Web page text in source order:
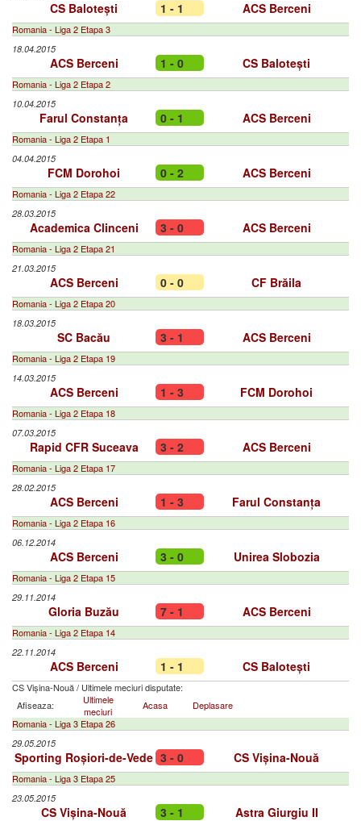
CS Balotești 1 - 1 ACS Berceni
Romania - Liga 2 Etapa 3
18.04.2015
ACS Berceni 1 - 0 CS Balotești
Romania - Liga 2 Etapa 2
10.04.2015
Farul Constanța 0 - 1 ACS Berceni
Romania - Liga 2 Etapa 1
04.04.2015
FCM Dorohoi 0 - 2 ACS Berceni
Romania - Liga 2 Etapa 22
28.03.2015
Academica Clinceni 3 - 0 ACS Berceni
Romania - Liga 2 Etapa 21
21.03.2015
ACS Berceni 0 - 0 CF Brăila
Romania - Liga 2 Etapa 20
18.03.2015
SC Bacău 3 - 1 ACS Berceni
Romania - Liga 2 Etapa 19
14.03.2015
ACS Berceni 1 - 3 FCM Dorohoi
Romania - Liga 2 Etapa 18
07.03.2015
Rapid CFR Suceava 3 - 2 ACS Berceni
Romania - Liga 2 Etapa 17
28.02.2015
ACS Berceni 1 - 3 Farul Constanța
Romania - Liga 2 Etapa 16
06.12.2014
ACS Berceni 3 - 0 Unirea Slobozia
Romania - Liga 2 Etapa 15
29.11.2014
Gloria Buzău 7 - 1 ACS Berceni
Romania - Liga 2 Etapa 14
22.11.2014
ACS Berceni 1 - 1 CS Balotești
CS Vișina-Nouă/ Ultimele meciuri disputate:
Afiseaza:
Ultimele
meciuri
Acasa
Deplasare
Romania - Liga 3 Etapa 26
29.05.2015
Sporting Roșiori-de-Vede 3 - 0 CS Vișina-Nouă
Romania - Liga 3 Etapa 25
23.05.2015
CS Vișina-Nouă 3 - 1 Astra Giurgiu II